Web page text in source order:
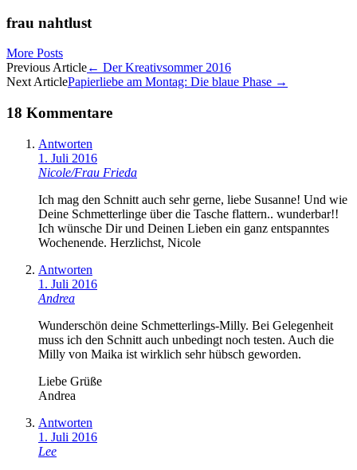
frau nahtlust
More Posts
Artikel-
Navigation
Previous Article← Der Kreativsommer 2016
Next ArticlePapierliebe am Montag: Die blaue Phase →
18 Kommentare
Antworten
1. Juli 2016
Nicole/Frau Frieda
Ich mag den Schnitt auch sehr gerne, liebe Susanne! Und wie
Deine Schmetterlinge über die Tasche flattern.. wunderbar!!
Ich wünsche Dir und Deinen Lieben ein ganz entspanntes
Wochenende. Herzlichst, Nicole
Antworten
1. Juli 2016
Andrea
Wunderschön deine Schmetterlings-Milly. Bei Gelegenheit
muss ich den Schnitt auch unbedingt noch testen. Auch die
Milly von Maika ist wirklich sehr hübsch geworden.
Liebe Grüße
Andrea
Antworten
1. Juli 2016
Lee